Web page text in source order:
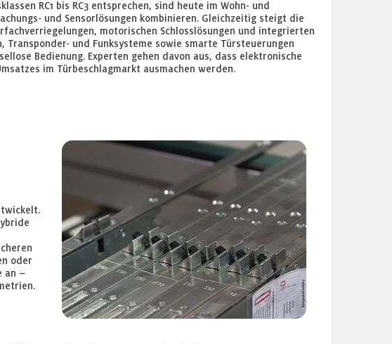
RC1 bis RC3 entsprechen, sind heute im Wohn- und
und Sensorlösungen kombinieren. Gleichzeitig steigt die
motorischen Schlosslösungen und integrierten
und Funksysteme sowie smarte Türsteuerungen
Bedienung. Experten gehen davon aus, dass elektronische
im Türbeschlagmarkt ausmachen werden.
oder
an –